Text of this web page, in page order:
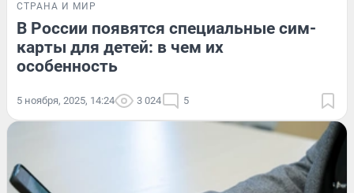
СТРАНА И МИР
В России появятся специальные сим-
карты для детей: в чем их
особенность
5 ноября, 2025, 14:24 3 024 5